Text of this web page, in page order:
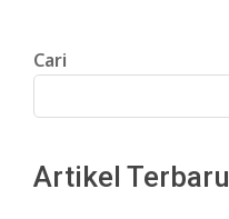
Cari
Artikel Terbaru